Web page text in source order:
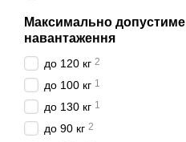
Максимально допустиме
навантаження
до 120 кг 2
до 100 кг 1
до 130 кг 1
до 90 кг 2